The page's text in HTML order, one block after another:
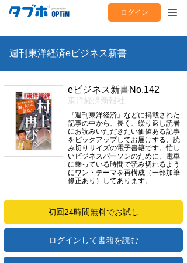
ログイン
週刊東洋経済eビジネス新書
eビジネス新書No.142
東洋経済新報社
『週刊東洋経済』などに掲載された
記事の中から、長く、繰り返し読者
にお読みいただきたい価値ある記事
をピックアップしてお届けする、読
み切りサイズの電子書籍です。忙し
いビジネスパーソンのために、電車
に乗っている時間で読み切れるよう
にワン・テーマを再構成（一部加筆
修正あり）してあります。
初回24時間無料でお試し
ログインして書籍を読む